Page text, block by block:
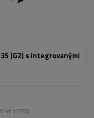
(G2) s integrovanými
Kč +365%